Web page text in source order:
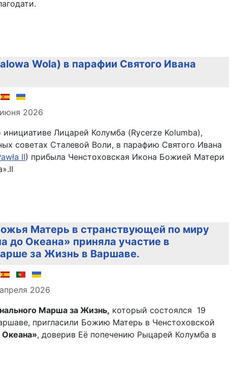
Wola) в парафии Святого Ивана
2026
Лицарей Колумба (Rycerze Kolumba),
советах Сталевой Воли, в парафию Святого Ивана
II) прибыла Ченстоховская Икона Божией Матери
Матерь в странствующей по миру
до Океана» приняла участие в
за Жизнь в Варшаве.
2026
Марша за Жизнь, который состоялся 19
пригласили Божию Матерь в Ченстоховской
, доверив Её попечению Рыцарей Колумба в